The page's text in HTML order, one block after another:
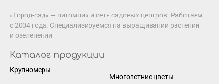
«Город-сад» — питомник и сеть садовых центров. Работаем
с 2004 года. Специализируемся на выращивании растений
и озеленении
Каталог продукции
Крупномеры
Многолетние цветы